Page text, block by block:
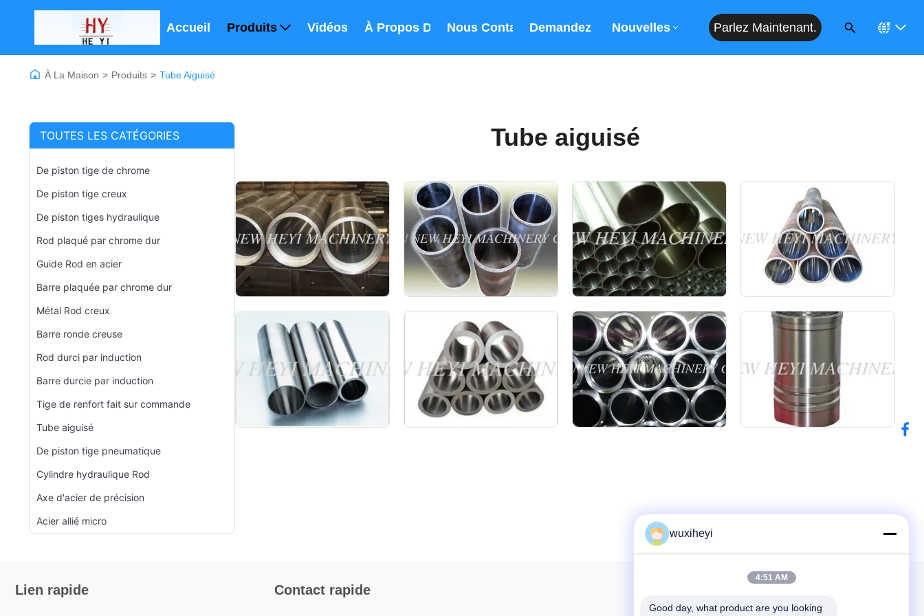
Accueil Produits Vidéos À Propos De NousNous ContacterDemandez Un Devis
Nouvelles Parlez Maintenant.
À La Maison > Produits > Tube Aiguisé
TOUTES LES CATÉGORIES
De piston tige de chrome
De piston tige creux
De piston tiges hydraulique
Rod plaqué par chrome dur
Guide Rod en acier
Barre plaquée par chrome dur
Métal Rod creux
Barre ronde creuse
Rod durci par induction
Barre durcie par induction
Tige de renfort fait sur commande
Tube aiguisé
De piston tige pneumatique
Cylindre hydraulique Rod
Axe d'acier de précision
Acier allié micro
Tube aiguisé
Lien rapide Contact rapide
wuxiheyi
4:51 AM
Good day, what product are you looking